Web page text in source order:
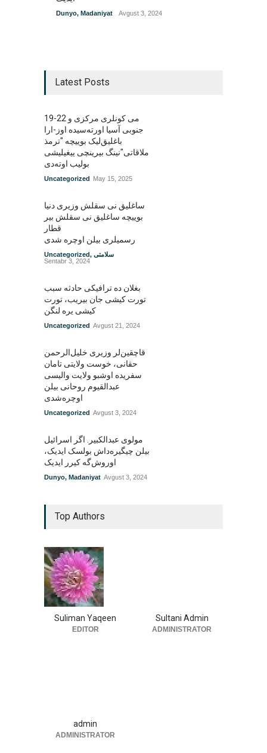
Dunyo, Madaniyat Avgust 3, 2024
Latest Posts
19-22 می کونلری مرکزی و
جنوبی آسیا اورته‌سیده اوز-ارا
باغلیق‌لیک بوییچه "ترمذ
ملاقاتی"نینگ بیرینچی ییغیلیشی
بولیب اوته‌دی
Uncategorized May 15, 2025
ساغلیق نی سقلش وزیری دنیا
بوییچه ساغلیق نی سقلش بیر
قطار
رسمیلری بیلن اوچره شدی
Uncategorized, سلامتی
Sentabr 3, 2024
بغلان ده ترافیکی حادثه سبب
تورت کیشی جان بیریب، تورت
کیشی یره لنگن
Uncategorized Avgust 21, 2024
قاچقین‌لر وزیری خلیل‌الرحمن
حقانی، خوست ولایتی تامان
سفریده اوشبو ولایت والیسی
عبدالقیوم روحانی بیلن
اوچره‌شدی
Uncategorized Avgust 3, 2024
مولوی عبدالکبیر. اگر اسرائیل
بیلن چیگیره‌داش بولسک ایدیک‌‌،
اوروش‌گه کیرر ایدیک
Dunyo, Madaniyat Avgust 3, 2024
Top Authors
Suliman Yaqeen
EDITOR
Sultani Admin
ADMINISTRATOR
admin
ADMINISTRATOR